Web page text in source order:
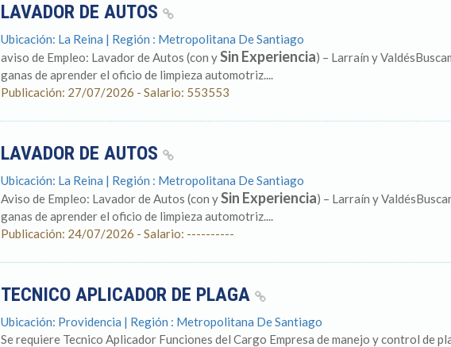
LAVADOR DE AUTOS
Ubicación: La Reina | Región : Metropolitana De Santiago
aviso de Empleo: Lavador de Autos (con ySin Experiencia) – Larraín y
ganas de aprender el oficio de limpieza automotriz....
Publicación: 27/07/2026 - Salario: 553553
LAVADOR DE AUTOS
Ubicación: La Reina | Región : Metropolitana De Santiago
Aviso de Empleo: Lavador de Autos (con ySin Experiencia) – Larraín y
ganas de aprender el oficio de limpieza automotriz....
Publicación: 24/07/2026 - Salario: ----------
TECNICO APLICADOR DE PLAGA
Ubicación: Providencia | Región : Metropolitana De Santiago
Se requiere Tecnico Aplicador Funciones del Cargo Empresa de manejo y control de